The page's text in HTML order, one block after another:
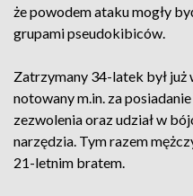
że powodem ataku mogły
grupami pseudokibiców.
Zatrzymany 34-latek był
notowany m.in. za
zezwolenia oraz udział w
narzędzia. Tym razem
21-letnim bratem.